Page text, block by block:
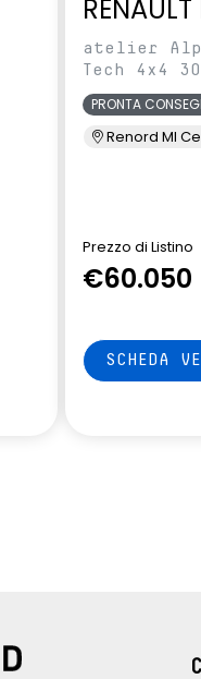
atelier
Tech 4x4
PRONTA
Renord MI
Prezzo di Listino
€60.050
SCHEDA